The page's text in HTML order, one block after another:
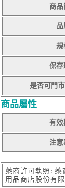
商
品
規
保存
是否可門
商品屬性
有效
注意
藥商許可執照:
用品商店股份有